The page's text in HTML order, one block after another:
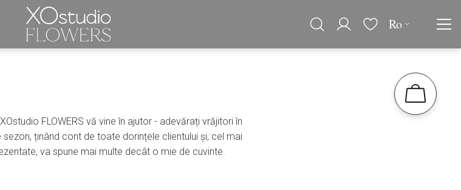
Ro
FLOWERS vă vine în ajutor - adevărați vrăjitori în
ținând cont de toate dorințele clientului și, cel mai
va spune mai multe decât o mie de cuvinte.